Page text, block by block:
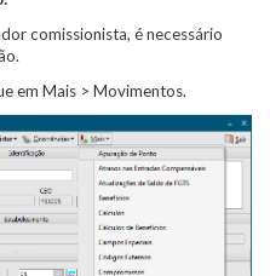
comissionista, é necessário
em Mais > Movimentos.